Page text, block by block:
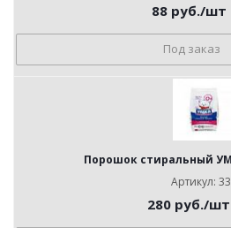
88руб./шт
Под заказ
Порошок стиральный
Артикул:
280 руб./шт